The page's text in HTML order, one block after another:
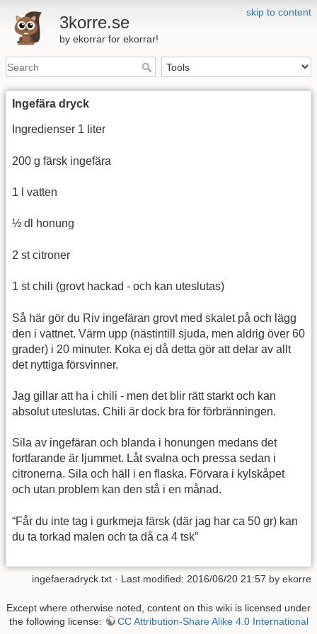
skip to content
3korre.se
by ekorrar for ekorrar!
Ingefära dryck
Ingredienser 1 liter
200 g färsk ingefära
1 l vatten
½ dl honung
2 st citroner
1 st chili (grovt hackad - och kan uteslutas)
Så här gör du Riv ingefäran grovt med skalet på och lägg
den i vattnet. Värm upp (nästintill sjuda, men aldrig över 60
grader) i 20 minuter. Koka ej då detta gör att delar av allt
det nyttiga försvinner.
Jag gillar att ha i chili - men det blir rätt starkt och kan
absolut uteslutas. Chili är dock bra för förbränningen.
Sila av ingefäran och blanda i honungen medans det
fortfarande är ljummet. Låt svalna och pressa sedan i
citronerna. Sila och häll i en flaska. Förvara i kylskåpet
och utan problem kan den stå i en månad.
“Får du inte tag i gurkmeja färsk (där jag har ca 50 gr) kan
du ta torkad malen och ta då ca 4 tsk”
ingefaeradryck.txt · Last modified: 2016/06/20 21:57 by ekorre
Except where otherwise noted, content on this wiki is licensed under
the following license:
CC Attribution-Share Alike 4.0 International